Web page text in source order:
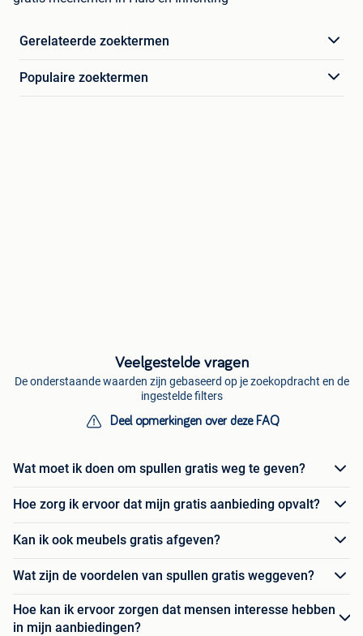
Gerelateerde zoektermen
Populaire zoektermen
Veelgestelde vragen
De onderstaande waarden zijn gebaseerd op je zoekopdracht en de
ingestelde filters
Deel opmerkingen over deze FAQ
Wat moet ik doen om spullen gratis weg te geven?
Hoe zorg ik ervoor dat mijn gratis aanbieding opvalt?
Kan ik ook meubels gratis afgeven?
Wat zijn de voordelen van spullen gratis weggeven?
Hoe kan ik ervoor zorgen dat mensen interesse hebben
in mijn aanbiedingen?